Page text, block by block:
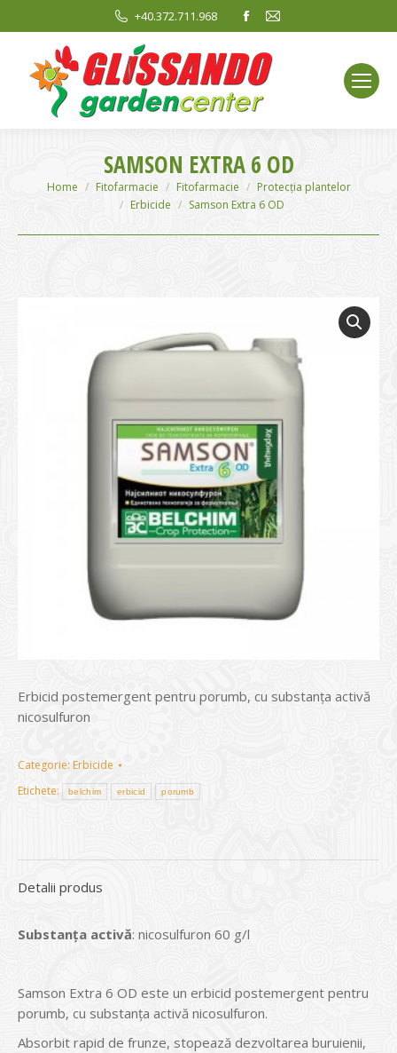
+40.372.711.968
Facebook
opens
in
new
window
Mail
window
SAMSON EXTRA 6 OD
You are here:
Home Fitofarmacie Fitofarmacie
Protecția plantelor
Erbicide
Samson Extra 6 OD
Erbicid postemergent pentru porumb, cu substanța activă
nicosulfuron
Categorie: Erbicide
Etichete:
belchim erbicid porumb
Detalii produs
Substanţa activă: nicosulfuron 60 g/l
Samson Extra 6 OD este un erbicid postemergent pentru
porumb, cu substanța activă nicosulfuron.
Absorbit rapid de frunze, stopează dezvoltarea buruienii,